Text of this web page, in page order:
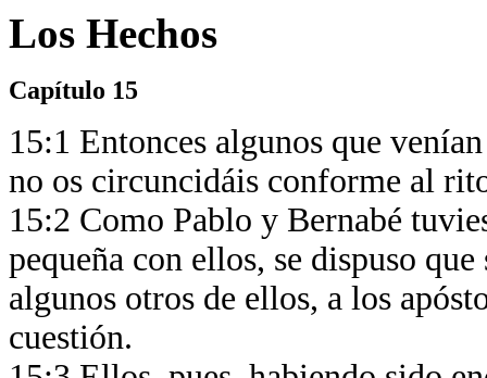
Los Hechos
Capítulo 15
15:1 Entonces algunos que
no os circuncidáis conforme al
15:2 Como Pablo y Bernabé
pequeña con ellos, se dispuso
algunos otros de ellos, a los
cuestión.